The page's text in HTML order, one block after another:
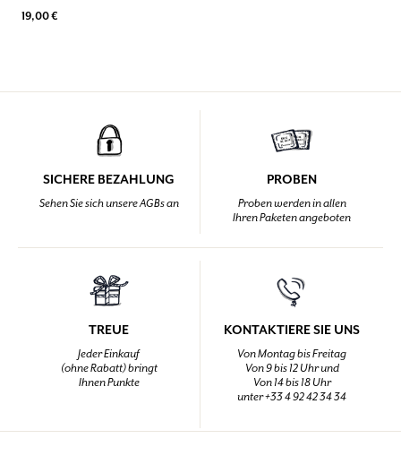
19,00 €
SICHERE BEZAHLUNG
Sehen Sie sich unsere AGBs an
PROBEN
Proben werden in allen
Ihren Paketen angeboten
TREUE
Jeder Einkauf
(ohne Rabatt) bringt
Ihnen Punkte
KONTAKTIERE SIE UNS
Von Montag bis Freitag
Von 9 bis 12 Uhr und
Von 14 bis 18 Uhr
unter +33 4 92 42 34 34